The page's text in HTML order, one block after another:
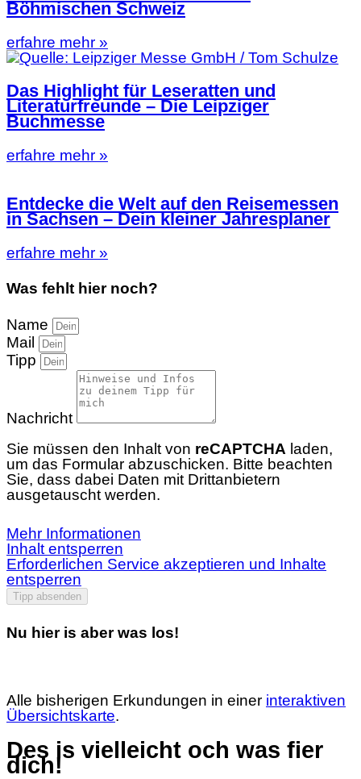
Böhmischen Schweiz
erfahre mehr »
Das Highlight für Leseratten und
Literaturfreunde – Die Leipziger
Buchmesse
erfahre mehr »
Entdecke die Welt auf den Reisemessen
in Sachsen – Dein kleiner Jahresplaner
erfahre mehr »
Was fehlt hier noch?
Name
Mail
Tipp
Nachricht
Sie müssen den Inhalt von reCAPTCHA laden,
um das Formular abzuschicken. Bitte beachten
Sie, dass dabei Daten mit Drittanbietern
ausgetauscht werden.
Mehr Informationen
Inhalt entsperren
Erforderlichen Service akzeptieren und Inhalte
entsperren
Tipp absenden
Nu hier is aber was los!
Alle bisherigen Erkundungen in einer interaktiven
Übersichtskarte.
Des is vielleicht och was fier
dich!